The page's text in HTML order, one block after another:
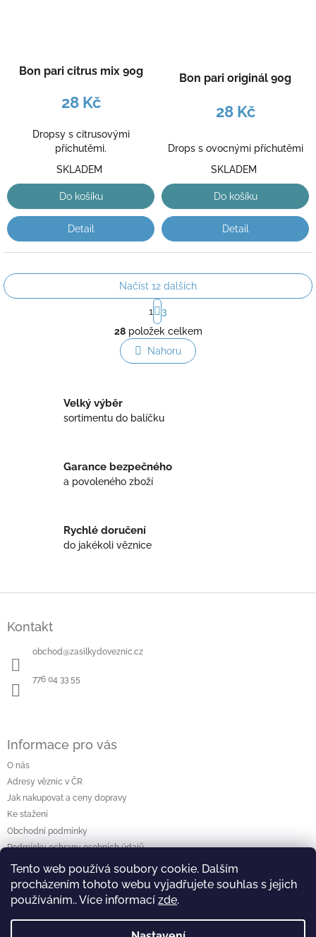
Tento web používá soubory cookie. Dalším
procházením tohoto webu vyjadřujete souhlas s jejich
používáním.. Více informací zde.
Bon pari citrus mix 90g
28 Kč
Dropsy s citrusovými
příchutěmi.
SKLADEM
Do košíku
Detail
Bon pari originál 90g
28 Kč
Drops s ovocnými příchutěmi
SKLADEM
Do košíku
Detail
O
v
l
á
í
k
Načíst 12 dalších
S
t
r
á
n
k
í
1
3
28položek celkem
Nahoru
Velký výběr
sortimentu do balíčku
Garance bezpečného
a povoleného zboží
Rychlé doručení
do jakékoli věznice
Kontakt
obchod@zasilkydoveznic.cz
776 04 33 55
Informace pro vás
O nás
Adresy věznic v ČR
Jak nakupovat a ceny dopravy
Ke stažení
Obchodní podmínky
Podmínky ochrany osobních údajů
Vyhledávání
Hledat